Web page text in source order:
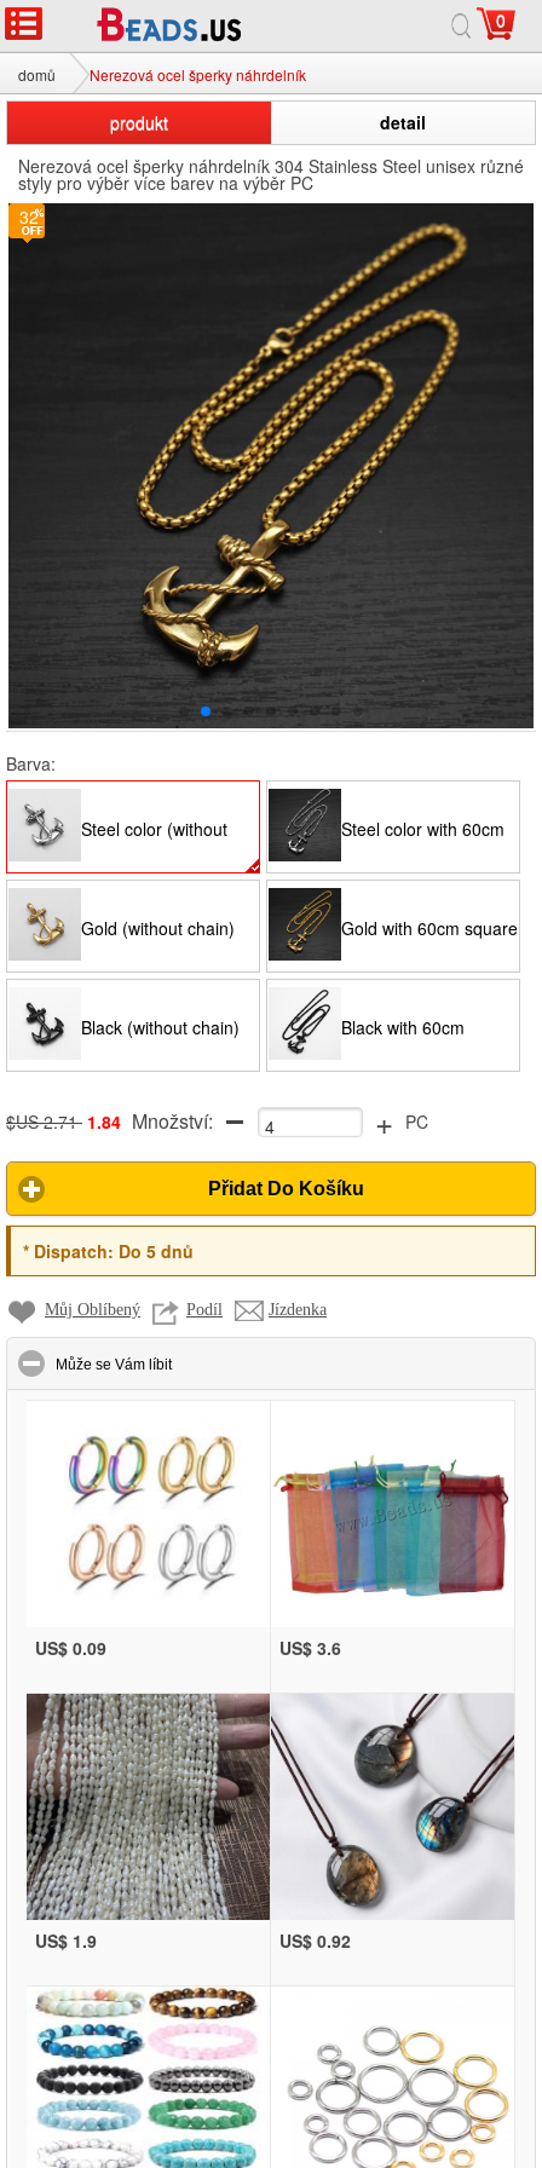
0
domů Nerezová ocel šperky náhrdelník
produkt
detail
Nerezová ocel šperky náhrdelník 304 Stainless Steel unisex různé
styly pro výběr více barev na výběr PC
32
Barva:
Steel color (without
chain)
Steel color with 60cm
square pearl chain
Gold (without chain) Gold with 60cm square
pearl chain
Black (without chain) Black with 60cm
square pearl chain
$US 2.71 1.84 Množství: + PC
Přidat Do Košíku
*Dispatch: Do 5 dnů
Můj Oblíbený Podíl Jízdenka
Může se Vám líbitclick to collapse contents
US$ 0.09 US$ 3.6
US$ 1.9 US$ 0.92